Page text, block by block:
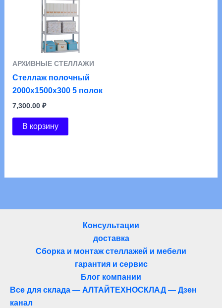
АРХИВНЫЕ СТЕЛЛАЖИ
Стеллаж полочный
2000х1500х300 5 полок
7,300.00 ₽
В корзину
Консультации
доставка
Сборка и монтаж стеллажей и мебели
гарантия и сервис
Блог компании
Все для склада — АЛТАЙТЕХНОСКЛАД — Дзен
канал